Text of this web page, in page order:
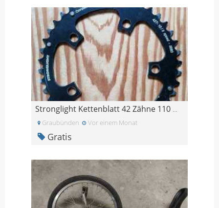
Stronglight Kettenblatt 42 Zähne 110 mm Lochkreis
Graubünden Vor einem Monat
Gratis